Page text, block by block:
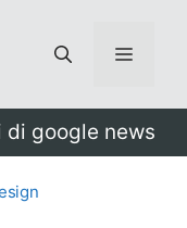
Menu
google news